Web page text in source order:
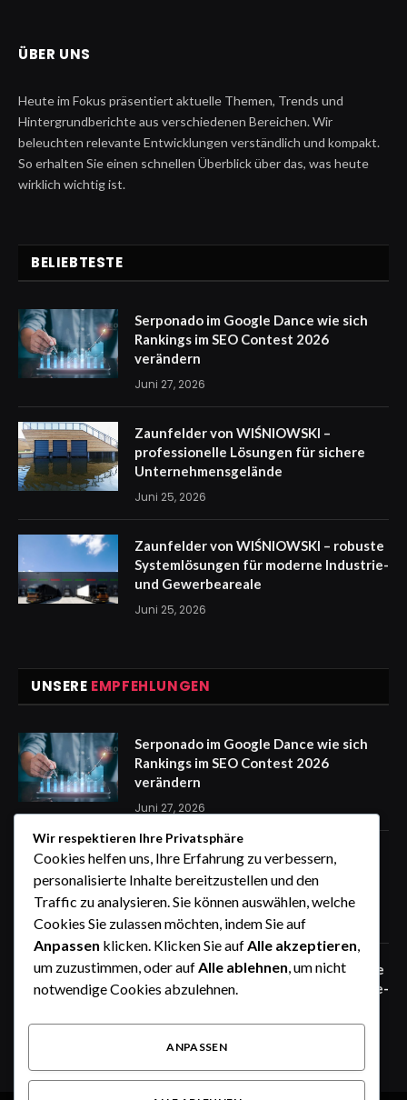
ÜBER UNS
Heute im Fokus präsentiert aktuelle Themen, Trends und
Hintergrundberichte aus verschiedenen Bereichen. Wir
beleuchten relevante Entwicklungen verständlich und kompakt.
So erhalten Sie einen schnellen Überblick über das, was heute
wirklich wichtig ist.
BELIEBTESTE
Serponado im Google Dance wie sich
Rankings im SEO Contest 2026
verändern
Juni 27, 2026
Zaunfelder von WIŚNIOWSKI –
professionelle Lösungen für sichere
Unternehmensgelände
Juni 25, 2026
Zaunfelder von WIŚNIOWSKI – robuste
Systemlösungen für moderne Industrie-
und Gewerbeareale
Juni 25, 2026
UNSERE EMPFEHLUNGEN
Serponado im Google Dance wie sich
Rankings im SEO Contest 2026
verändern
Juni 27, 2026
Zaunfelder von WIŚNIOWSKI –
professionelle Lösungen für sichere
Unternehmensgelände
Juni 25, 2026
Zaunfelder von WIŚNIOWSKI – robuste
Systemlösungen für moderne Industrie-
Wir respektieren Ihre Privatsphäre
Cookies helfen uns, Ihre Erfahrung zu verbessern,
personalisierte Inhalte bereitzustellen und den
Traffic zu analysieren. Sie können auswählen, welche
Cookies Sie zulassen möchten, indem Sie auf
Anpassen klicken. Klicken Sie aufAlle akzeptieren,
um zuzustimmen, oder aufAlle ablehnen, um nicht
notwendige Cookies abzulehnen.
ANPASSEN